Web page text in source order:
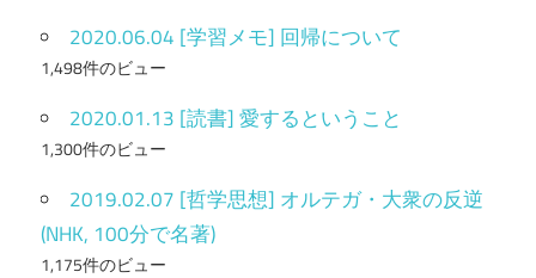
2020.06.04 [学習メモ] 回帰について
1,498件のビュー
2020.01.13 [読書] 愛するということ
1,300件のビュー
2019.02.07 [哲学思想] オルテガ・大衆の反逆
(NHK, 100分で名著)
1,175件のビュー